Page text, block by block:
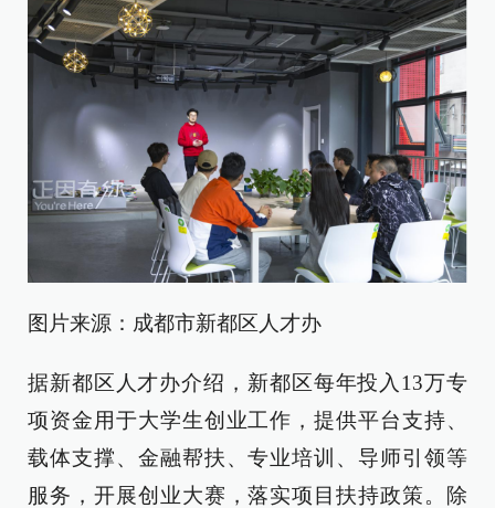
图片来源：成都市新都区人才办
据新都区人才办介绍，新都区每年投入13万专
项资金用于大学生创业工作，提供平台支持、
载体支撑、金融帮扶、专业培训、导师引领等
服务，开展创业大赛，落实项目扶持政策。除